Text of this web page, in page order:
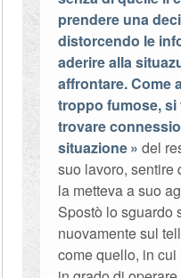
prendere una
distorcendo le
aderire alla
affrontare. Come
troppo fumose,
trovare
situazione
del
suo lavoro, sentire
la metteva a suo
Spostò lo sguardo
nuovamente sul
come quello, in